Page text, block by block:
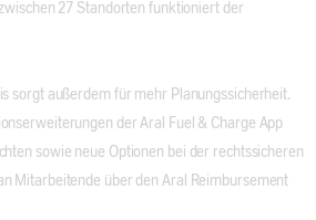
27 Standorten funktioniert der
sorgt außerdem für mehr Planungssicherheit.
der Aral Fuel & Charge App
sowie neue Optionen bei der rechtssicheren
Mitarbeitende über den Aral Reimbursement